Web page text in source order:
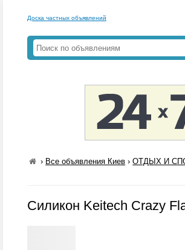
Доска частных объявлений
› Все объявления Киев ›ОТДЫХ И
Силикон Keitech Crazy